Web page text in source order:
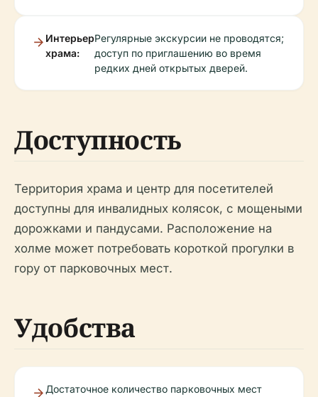
Интерьер
храма:
Регулярные экскурсии не проводятся;
доступ по приглашению во время
редких дней открытых дверей.
Доступность
Территория храма и центр для посетителей
доступны для инвалидных колясок, с мощеными
дорожками и пандусами. Расположение на
холме может потребовать короткой прогулки в
гору от парковочных мест.
Удобства
Достаточное количество парковочных мест